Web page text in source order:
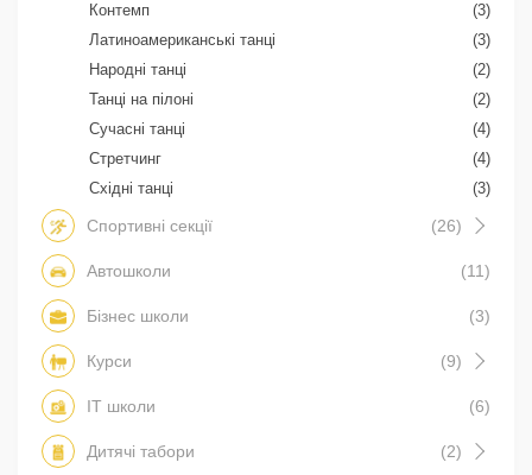
Контемп
(3)
Латиноамериканські танці
(3)
Народні танці
(2)
Танці на пілоні
(2)
Сучасні танці
(4)
Стретчинг
(4)
Східні танці
(3)
Спортивні секції (26)
Автошколи (11)
Бізнес школи (3)
Курси (9)
IT школи (6)
Дитячі табори (2)